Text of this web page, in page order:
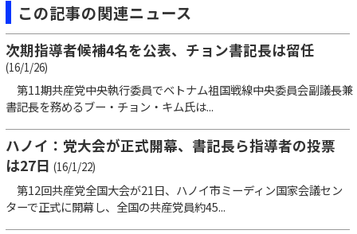
この記事の関連ニュース
次期指導者候補4名を公表、チョン書記長は留任
(16/1/26)
第11期共産党中央執行委員でベトナム祖国戦線中央委員会副議長兼
書記長を務めるブー・チョン・キム氏は...
ハノイ：党大会が正式開幕、書記長ら指導者の投票
は27日 (16/1/22)
第12回共産党全国大会が21日、ハノイ市ミーディン国家会議セン
ターで正式に開幕し、全国の共産党員約45...